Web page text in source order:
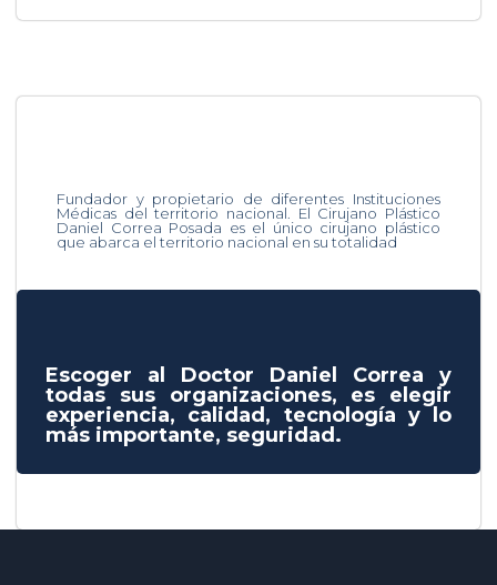
Fundador y propietario de diferentes Instituciones
Médicas del territorio nacional. El Cirujano Plástico
Daniel Correa Posada es el único cirujano plástico
que abarca el territorio nacional en su totalidad
Escoger al Doctor Daniel Correa y
todas sus organizaciones, es elegir
experiencia, calidad, tecnología y lo
más importante, seguridad.